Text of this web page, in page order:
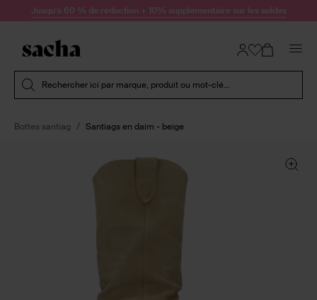
Passer au contenu
Jusqu'à 60 % de réduction + 10% supplémentaire sur les soldes
Rechercher ici par marque, produit ou mot-clé...
Bottes santiag Santiags en daim - beige